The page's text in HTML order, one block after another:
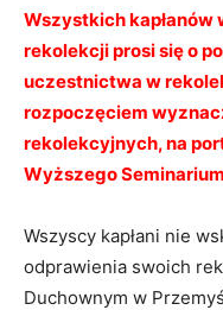
Wszystkich kapłanów
rekolekcji prosi się o
uczestnictwa w
rozpoczęciem
rekolekcyjnych, na
Wyższego
Wszyscy kapłani nie
odprawienia swoich
Duchownym w